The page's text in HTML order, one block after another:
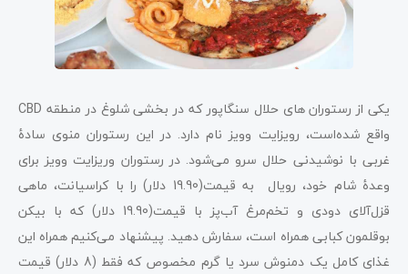
یکی از رستوران های حلال سنگاپور که در بخشی شلوغ در منطقه CBD
واقع شده‌است، رویزایت وویز نام دارد. در این رستوران منوی سادۀ
غربی با نوشیدنی حلال سرو می‌شود. در رستوران وریزایت وویز برای
وعدۀ شام خود، رویال به قیمت(19.90 دلار) را با کراسیانت، ماهی
قزل‌آلای دودی و تخم‌مرغ آب‌پز با قیمت(19.90 دلار) که با بیکن
بوقلمون کبابی همراه است، سفارش دهید. پیشنهاد می‌کنیم همراه این
غذای کامل یک دمنوش سرد یا گرم مخصوص که فقط (8 دلار) قیمت